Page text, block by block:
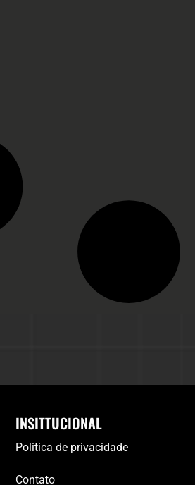
INSITTUCIONAL
Politica de privacidade
Contato